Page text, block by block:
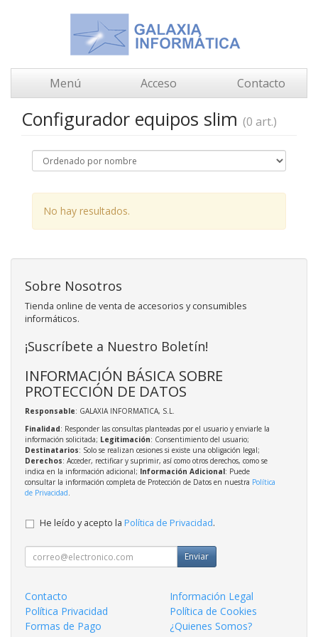
Menú Acceso Contacto
Configurador equipos slim (0 art.)
No hay resultados.
Sobre Nosotros
Tienda online de venta de accesorios y consumibles
informáticos.
¡Suscríbete a Nuestro Boletín!
INFORMACIÓN BÁSICA SOBRE
PROTECCIÓN DE DATOS
Responsable: GALAXIA INFORMATICA, S.L.
Finalidad: Responder las consultas planteadas por el usuario y enviarle la
información solicitada; Legitimación: Consentimiento del usuario;
Destinatarios: Solo se realizan cesiones si existe una obligación legal;
Derechos: Acceder, rectificar y suprimir, así como otros derechos, como se
indica en la información adicional; Información Adicional: Puede
consultar la información completa de Protección de Datos en nuestra Política
de Privacidad.
He leído y acepto la Política de Privacidad.
Enviar
Contacto
Información Legal
Política Privacidad
Política de Cookies
Formas de Pago
¿Quienes Somos?